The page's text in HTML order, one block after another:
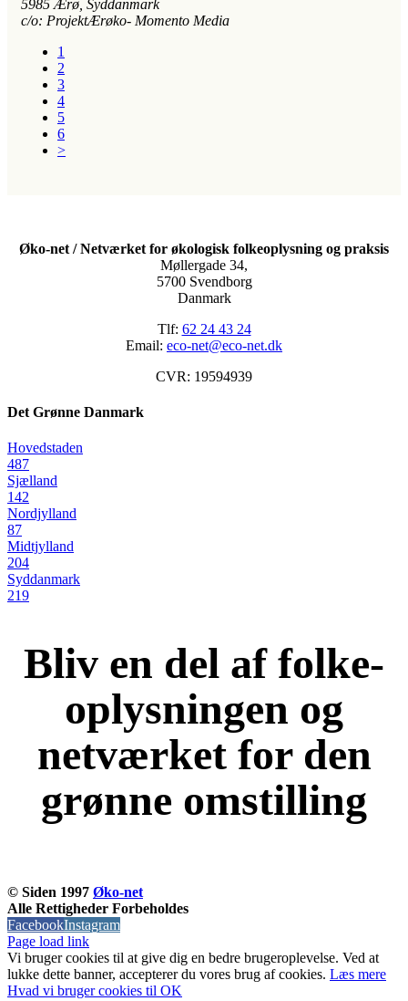
5985 Ærø, Syddanmark
c/o: ProjektÆrøko- Momento Media
1
2
3
4
5
6
>
Øko-net / Netværket for økologisk folkeoplysning og praksis
Møllergade 34,
5700 Svendborg
Danmark
Tlf: 62 24 43 24
Email: eco-net@eco-net.dk
CVR: 19594939
Det Grønne Danmark
Hovedstaden
487
Sjælland
142
Nordjylland
87
Midtjylland
204
Syddanmark
219
Bliv en del af folke-
oplysningen og
netværket for den
grønne omstilling
© Siden 1997 Øko-net
Alle Rettigheder Forbeholdes
FacebookInstagram
Page load link
Vi bruger cookies til at give dig en bedre brugeroplevelse. Ved at
lukke dette banner, accepterer du vores brug af ​​cookies. Læs mere
Hvad vi bruger cookies til OK